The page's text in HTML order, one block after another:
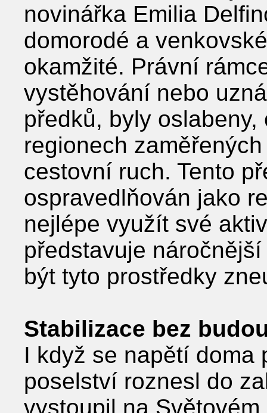
novinářka Emilia
domorodé a
okamžité. Právní
vystěhování nebo
předků, byly
regionech
cestovní ruch. Tento
ospravedlňován jako
nejlépe využít své
představuje
být tyto prostředky
Stabilizace bez
I když se napětí doma
poselství roznesl do
vystoupil na